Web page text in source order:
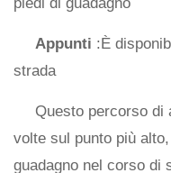
piedi di guadagno
Appunti :È
strada
Questo percorso di
volte sul punto più
guadagno nel corso di